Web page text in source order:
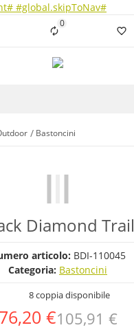
#global.skipToNav#
0Liste ist leer
Bastoncini
Diamond Trail
articolo: BDI-110045
Categoria: Bastoncini
8 coppia disponibile
76,20 €105,91 €